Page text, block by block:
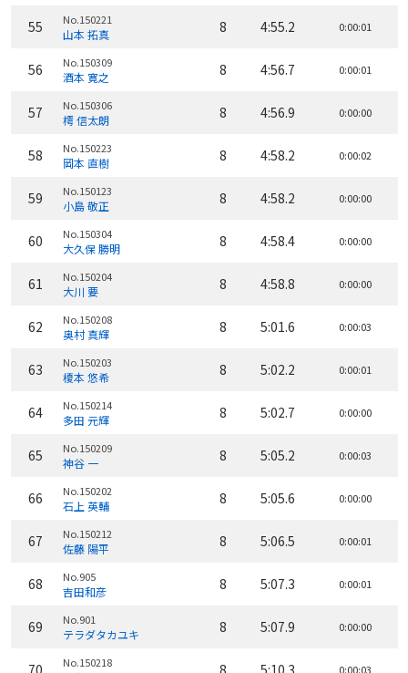
55 No.150221
山本 拓真 8 4:55.2 0:00:01
56 No.150309
酒本 寛之 8 4:56.7 0:00:01
57 No.150306
樗 信太朗 8 4:56.9 0:00:00
58 No.150223
岡本 直樹 8 4:58.2 0:00:02
59 No.150123
小島 敬正 8 4:58.2 0:00:00
60 No.150304
大久保 勝明 8 4:58.4 0:00:00
61 No.150204
大川 要 8 4:58.8 0:00:00
62 No.150208
奥村 真輝 8 5:01.6 0:00:03
63 No.150203
榎本 悠希 8 5:02.2 0:00:01
64 No.150214
多田 元輝 8 5:02.7 0:00:00
65 No.150209
神谷 一 8 5:05.2 0:00:03
66 No.150202
石上 英輔 8 5:05.6 0:00:00
67 No.150212
佐藤 陽平 8 5:06.5 0:00:01
68 No.905
吉田和彦 8 5:07.3 0:00:01
69 No.901
テラダタカユキ 8 5:07.9 0:00:00
70 No.150218 8 5:10.3 0:00:03